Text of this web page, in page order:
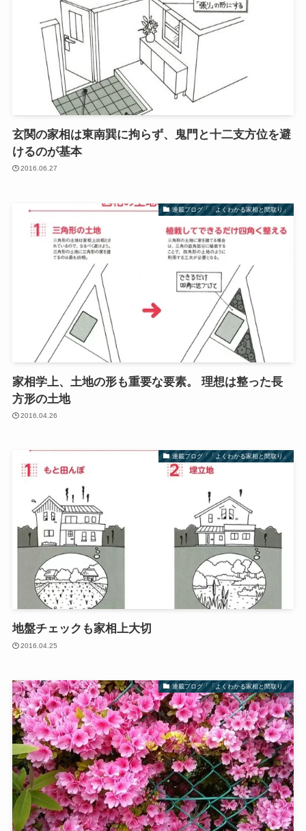
玄関の家相は東南巽に拘らず、鬼門と十二支方位を避
けるのが基本
2016.06.27
連載ブログ「「よくわかる家相と間取り」
家相学上、土地の形も重要な要素。 理想は整った長
方形の土地
2016.04.26
連載ブログ「「よくわかる家相と間取り」
地盤チェックも家相上大切
2016.04.25
連載ブログ「「よくわかる家相と間取り」